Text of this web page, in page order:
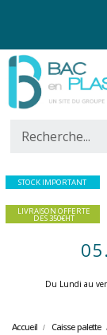
STOCK IMPORTANT
LIVRAISON OFFERTE
DES 350€HT
Du Lundi au
Accueil Caisse palette